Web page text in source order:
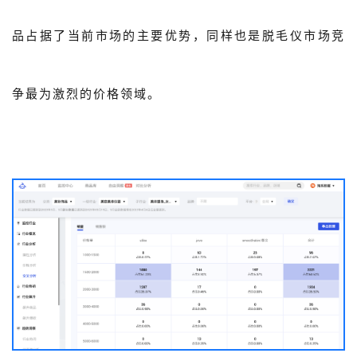
品占据了当前市场的主要优势，同样也是脱毛仪市场竞
争最为激烈的价格领域。